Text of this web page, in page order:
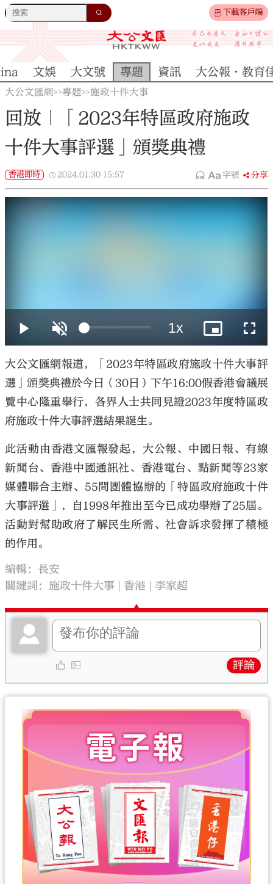
下載客戶端
文娛 大文號 專題 資訊 大公報·教育
大公文匯網>>專題>>施政十件大事
回放｜「2023年特區政府施政
十件大事評選」頒獎典禮
香港即時 2024.01.30 15:57 字號 分享
大公文匯網報道，「2023年特區政府施政十件大事評
選」頒獎典禮於今日（30日）下午16:00假香港會議展
覽中心隆重舉行，各界人士共同見證2023年度特區政
府施政十件大事評選結果誕生。
此活動由香港文匯報發起，大公報、中國日報、有線
新聞台、香港中國通訊社、香港電台、點新聞等23家
媒體聯合主辦、55間團體協辦的「特區政府施政十件
大事評選」，自1998年推出至今已成功舉辦了25屆。
活動對幫助政府了解民生所需、社會訴求發揮了積極
的作用。
編輯：長安
關鍵詞： 施政十件大事 香港 李家超
評論